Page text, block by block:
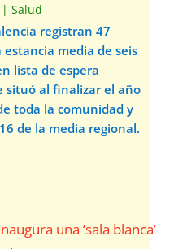
Salud
registran 47
media de seis
lista de espera
situó al finalizar el año
toda la comunidad y
de la media regional.